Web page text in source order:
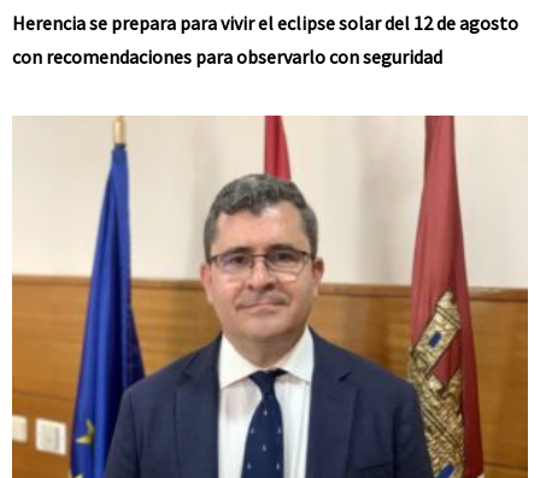
Herencia se prepara para vivir el eclipse solar del 12 de agosto
con recomendaciones para observarlo con seguridad